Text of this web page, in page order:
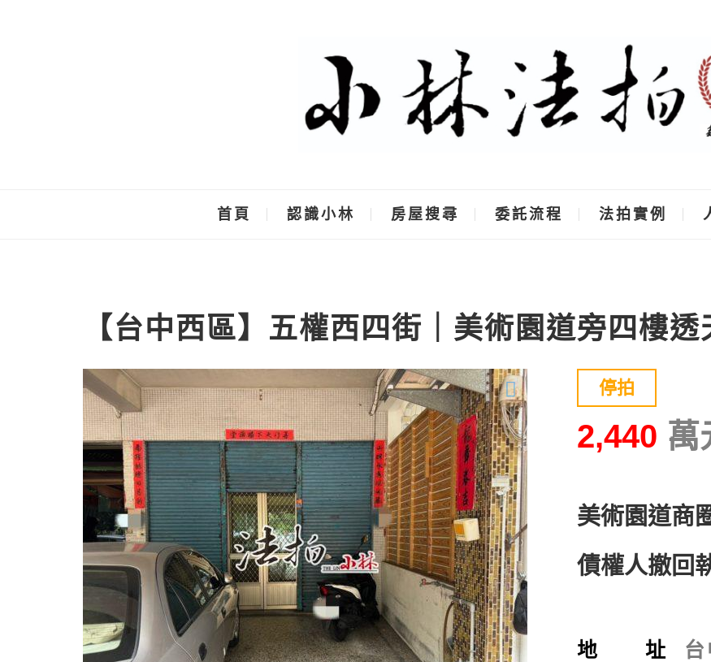
首頁 認識小林 房屋搜尋 委託流程 法拍實例
【台中西區】五權西四街｜美術園道旁四樓透
停拍
2,440
美術園道商
債權人撤回
地 址